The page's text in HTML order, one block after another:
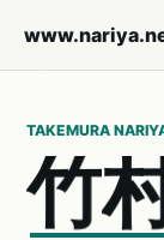
TAKEMURA
竹